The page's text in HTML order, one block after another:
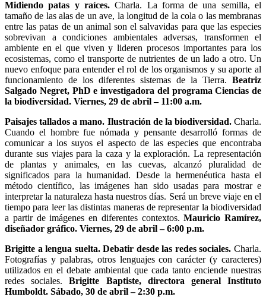
Midiendo patas y raíces.Charla. La forma de una semilla, el
tamaño de las alas de un ave, la longitud de la cola o las membranas
entre las patas de un animal son el salvavidas para que las especies
sobrevivan a condiciones ambientales adversas, transformen el
ambiente en el que viven y lideren procesos importantes para los
ecosistemas, como el transporte de nutrientes de un lado a otro. Un
nuevo enfoque para entender el rol de los organismos y su aporte al
funcionamiento de los diferentes sistemas de la Tierra. Beatriz
Salgado Negret, PhD e investigadora del programa Ciencias de
la biodiversidad. Viernes, 29 de abril – 11:00 a.m.
Paisajes tallados a mano. Ilustración de la biodiversidad.Charla.
Cuando el hombre fue nómada y pensante desarrolló formas de
comunicar a los suyos el aspecto de las especies que encontraba
durante sus viajes para la caza y la exploración. La representación
de plantas y animales, en las cuevas, alcanzó pluralidad de
significados para la humanidad. Desde la hermenéutica hasta el
método científico, las imágenes han sido usadas para mostrar e
interpretar la naturaleza hasta nuestros días. Será un breve viaje en el
tiempo para leer las distintas maneras de representar la biodiversidad
a partir de imágenes en diferentes contextos.Mauricio Ramírez,
diseñador gráfico. Viernes, 29 de abril – 6:00 p.m.
Brigitte a lengua suelta. Debatir desde las redes sociales. Charla.
Fotografías y palabras, otros lenguajes con carácter (y caracteres)
utilizados en el debate ambiental que cada tanto enciende nuestras
redes sociales.Brigitte Baptiste, directora general Instituto
Humboldt. Sábado, 30 de abril – 2:30 p.m.